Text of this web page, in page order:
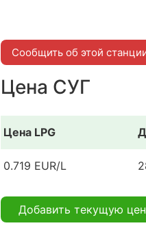
Сообщить об этой
Цена СУГ
Цена LPG
0.719 EUR/L
Добавить текущую